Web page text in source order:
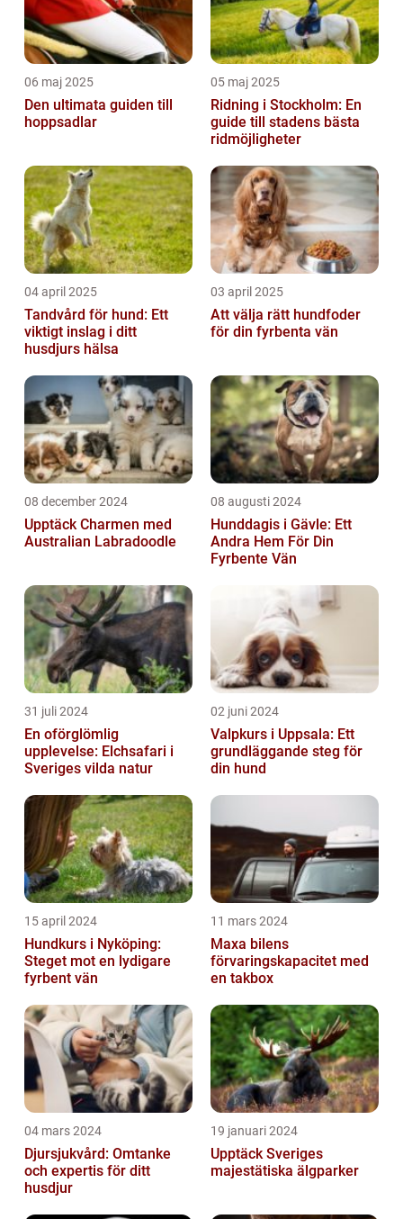
06 maj 2025
Den ultimata guiden till
hoppsadlar
05 maj 2025
Ridning i Stockholm: En
guide till stadens bästa
ridmöjligheter
04 april 2025
Tandvård för hund: Ett
viktigt inslag i ditt
husdjurs hälsa
03 april 2025
Att välja rätt hundfoder
för din fyrbenta vän
08 december 2024
Upptäck Charmen med
Australian Labradoodle
08 augusti 2024
Hunddagis i Gävle: Ett
Andra Hem För Din
Fyrbente Vän
31 juli 2024
En oförglömlig
upplevelse: Elchsafari i
Sveriges vilda natur
02 juni 2024
Valpkurs i Uppsala: Ett
grundläggande steg för
din hund
15 april 2024
Hundkurs i Nyköping:
Steget mot en lydigare
fyrbent vän
11 mars 2024
Maxa bilens
förvaringskapacitet med
en takbox
04 mars 2024
Djursjukvård: Omtanke
och expertis för ditt
husdjur
19 januari 2024
Upptäck Sveriges
majestätiska älgparker